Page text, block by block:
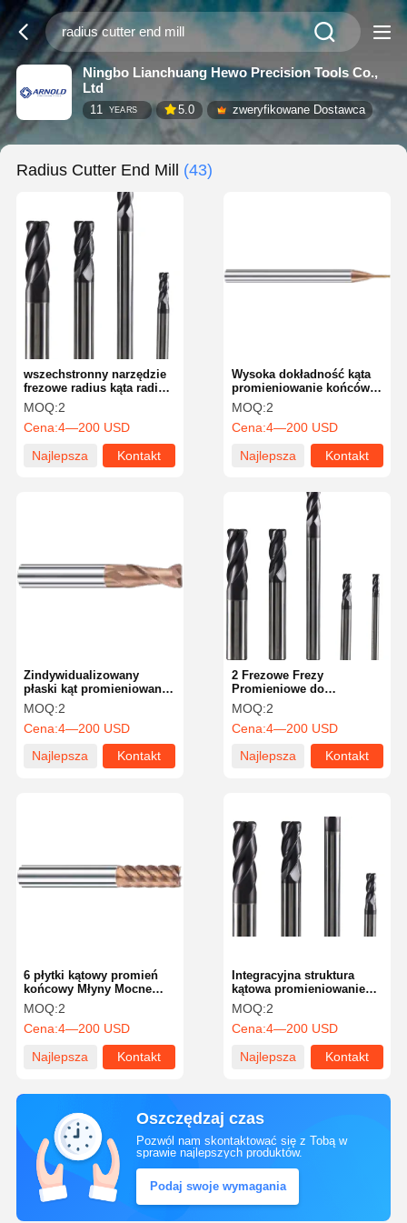
Ningbo Lianchuang Hewo Precision Tools Co.,
Ltd
11 YEARS 5.0 zweryfikowane Dostawca
Radius Cutter End Mill (43)
wszechstronny narzędzie
frezowe radius kąta radius
cutter końcówka frezu
OEM z długą żywotnością
MOQ:2
Cena:4—200 USD
Najlepsza
Kontakt
Wysoka dokładność kąta
promieniowanie końcówki
2 fletki wysoka
wytrzymałość
MOQ:2
Cena:4—200 USD
Najlepsza
Kontakt
Zindywidualizowany
płaski kąt promieniowania
końcowego cięcia
młynówki
MOQ:2
Cena:4—200 USD
Najlepsza
Kontakt
2 Frezowe Frezy
Promieniowe do
Frezowania z Promieniem
Naroża dla
Niestandardowych
Rozwiązań Produkcyjnych
MOQ:2
Cena:4—200 USD
Najlepsza
Kontakt
6 płytki kątowy promień
końcowy Młyny Mocne
precyzyjne narzędzia do
cylindrycznej frezarki
MOQ:2
Cena:4—200 USD
Najlepsza
Kontakt
Integracyjna struktura
kątowa promieniowanie
końcowe młynówki cztery
flety z konstrukcją
struktury U slot
MOQ:2
Cena:4—200 USD
Najlepsza
Kontakt
Oszczędzaj czas
Pozwól nam skontaktować się z Tobą w
sprawie najlepszych produktów.
Podaj swoje wymagania